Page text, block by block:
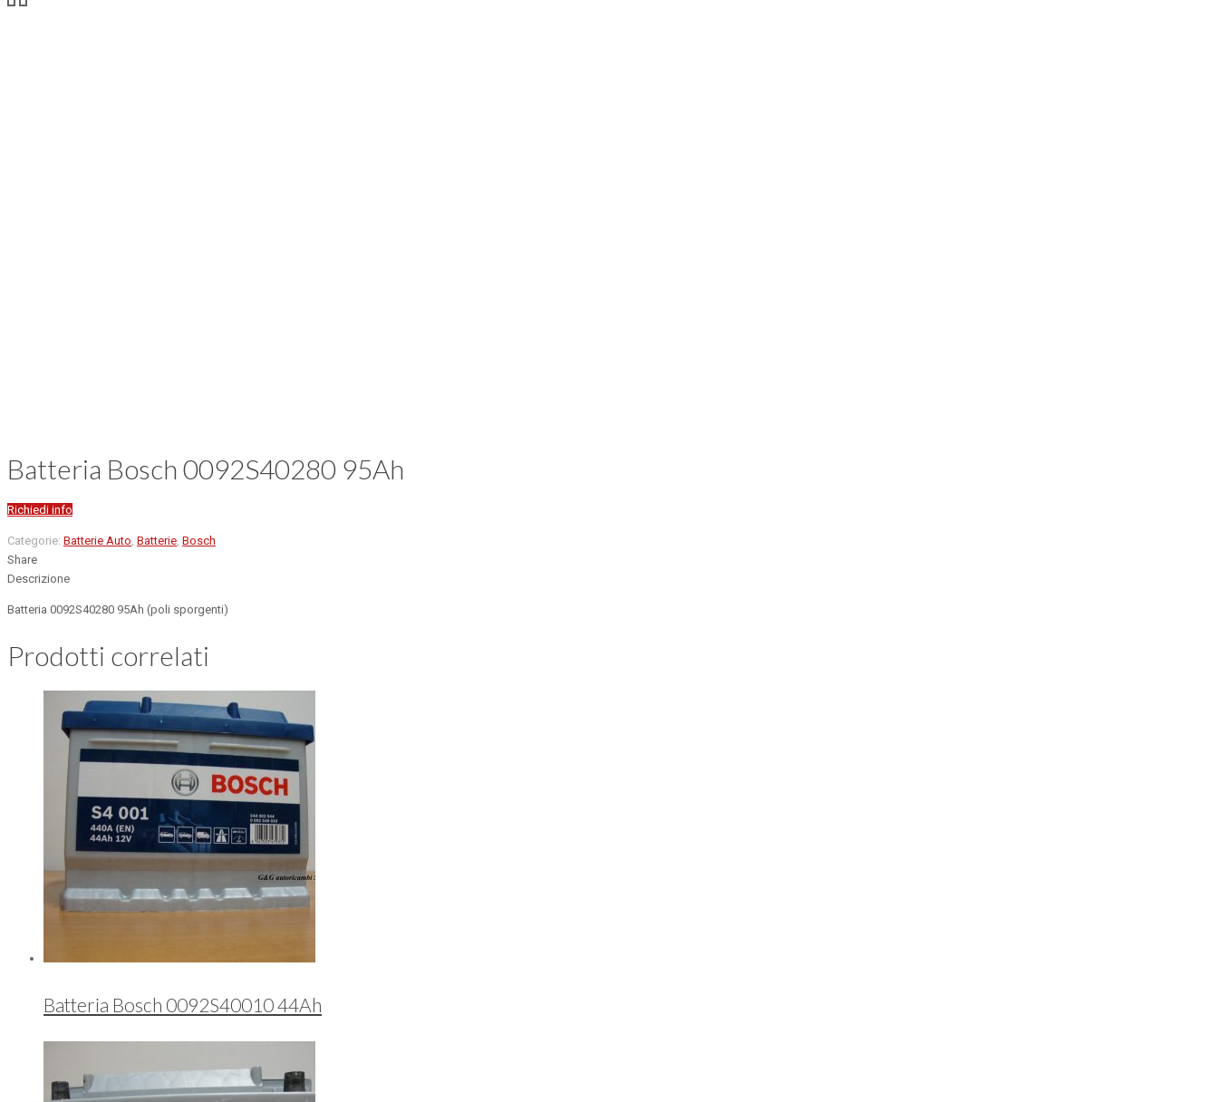
Batteria Bosch 0092S40280 95Ah
Richiedi info
Categorie: Batterie Auto Batterie Bosch
Share
Descrizione
Batteria 0092S40280 95Ah (poli sporgenti)
Prodotti correlati
Batteria Bosch 0092S40010 44Ah